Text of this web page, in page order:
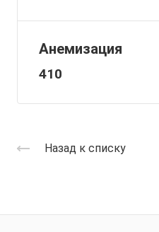
Анемизация
410
Назад к списку